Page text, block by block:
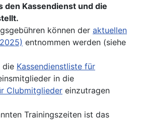
den Kassendienst und die
können der aktuellen
entnommen werden (siehe
die Kassendienstliste für
in die
Clubmitglieder einzutragen
Trainingszeiten ist das